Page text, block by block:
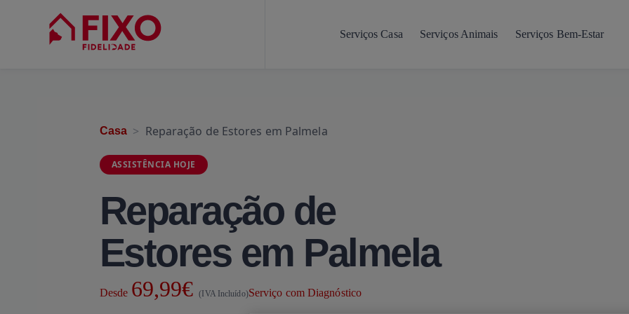
Serviços Casa Serviços Animais Serviços Bem-Estar
Casa Reparação de Estores em Palmela
ASSISTÊNCIA HOJE
Reparação de
Estores em Palmela
Desde 69,99€(IVA Incluído)Serviço com Diagnóstico